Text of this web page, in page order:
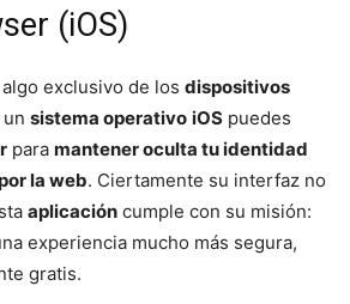
(iOS)
exclusivo de los dispositivos
sistema operativo iOS puedes
para mantener oculta tu identidad
la web. Ciertamente su interfaz no
aplicación cumple con su misión:
experiencia mucho más segura,
gratis.